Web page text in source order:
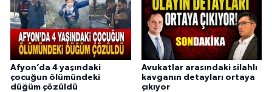
Afyon’da 4 yaşındaki
çocuğun ölümündeki
düğüm çözüldü
Avukatlar arasındaki silahlı
kavganın detayları ortaya
çıkıyor